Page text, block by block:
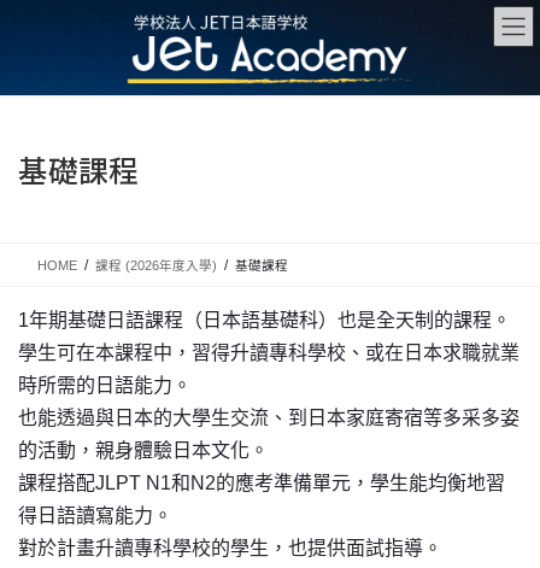
基礎課程
HOME 課程 (2026年度入學) 基礎課程
1年期基礎日語課程（日本語基礎科）也是全天制的課程。
學生可在本課程中，習得升讀專科學校、或在日本求職就業
時所需的日語能力。
也能透過與日本的大學生交流、到日本家庭寄宿等多采多姿
的活動，親身體驗日本文化。
課程搭配JLPT N1和N2的應考準備單元，學生能均衡地習
得日語讀寫能力。
對於計畫升讀專科學校的學生，也提供面試指導。